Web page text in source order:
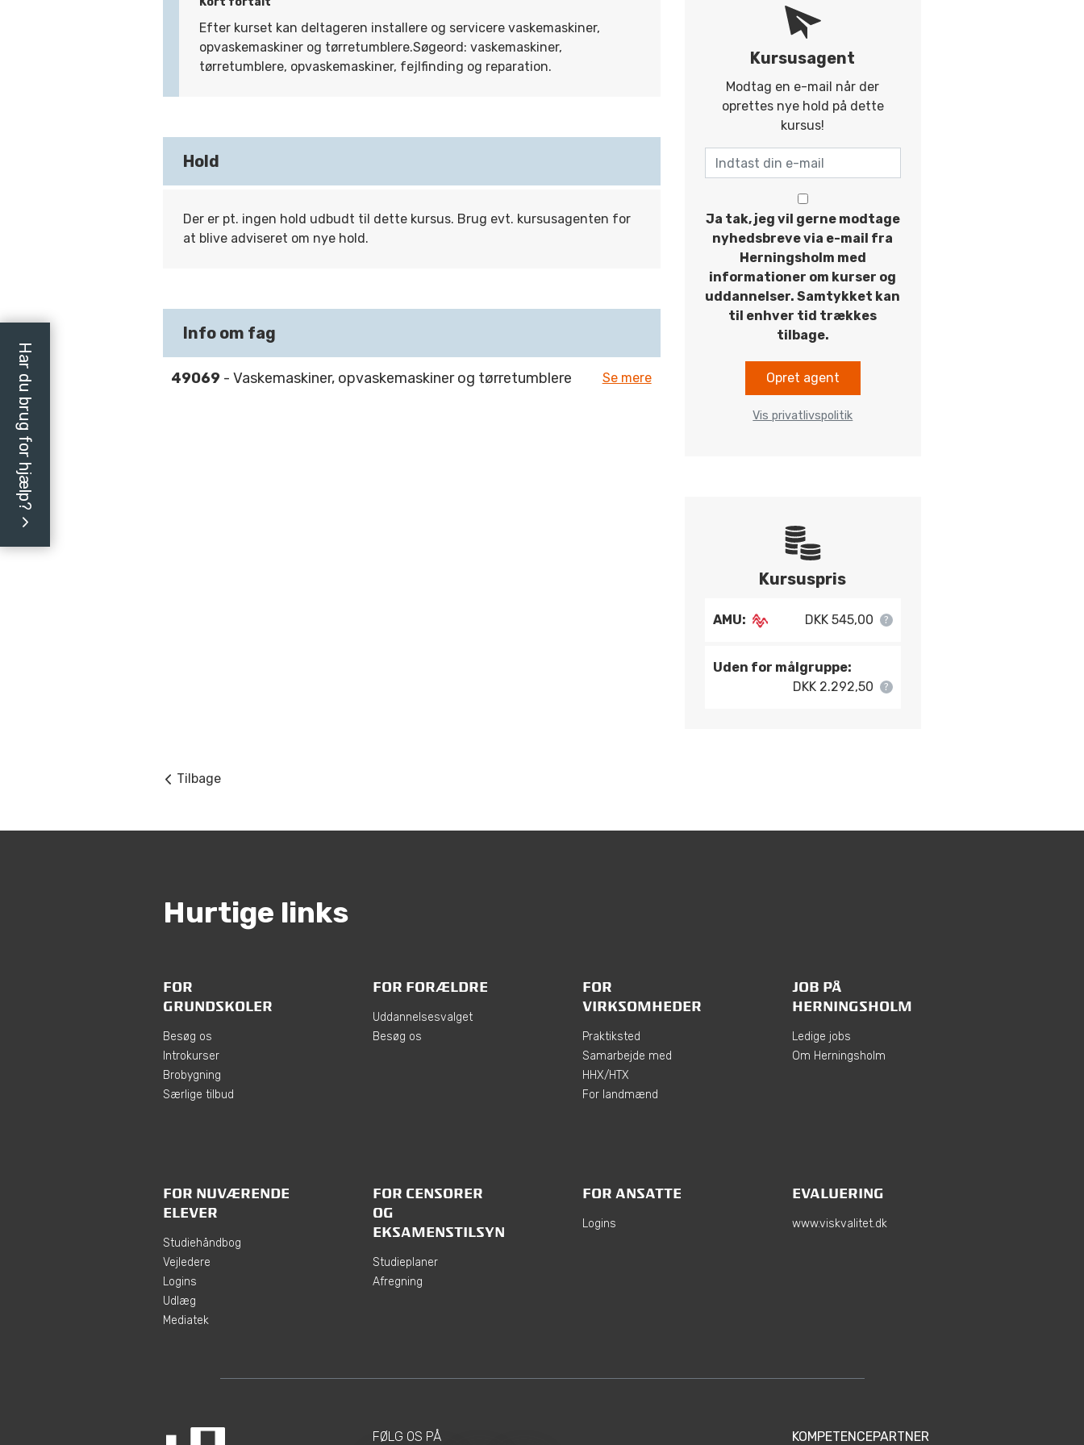
Efter kurset kan deltageren installere og servicere vaskemaskiner,
opvaskemaskiner og tørretumblere.Søgeord: vaskemaskiner,
tørretumblere, opvaskemaskiner, fejlfinding og reparation.
Hold
Der er pt. ingen hold udbudt til dette kursus. Brug evt. kursusagenten for
at blive adviseret om nye hold.
Info om fag
49069 - Vaskemaskiner, opvaskemaskiner og tørretumblere Se mere
Kursusagent
Modtag en e-mail når der
oprettes nye hold på dette
kursus!
Ja tak, jeg vil gerne modtage
nyhedsbreve via e-mail fra
Herningsholm med
informationer om kurser og
uddannelser. Samtykket kan
til enhver tid trækkes
tilbage.
Opret agent
Vis privatlivspolitik
Kursuspris
AMU: DKK 545,00
Uden for målgruppe:
DKK 2.292,50
Tilbage
Har du brug for hjælp?
Hurtige links
FOR
GRUNDSKOLER
Besøg os
Introkurser
Brobygning
Særlige tilbud
FOR FORÆLDRE
Uddannelsesvalget
Besøg os
FOR
VIRKSOMHEDER
Praktiksted
Samarbejde med
HHX/HTX
For landmænd
JOB PÅ
HERNINGSHOLM
Ledige jobs
Om Herningsholm
FOR NUVÆRENDE
ELEVER
Studiehåndbog
Vejledere
Logins
Udlæg
Mediatek
FOR CENSORER
OG
EKSAMENSTILSYN
Studieplaner
Afregning
FOR ANSATTE
Logins
EVALUERING
www.viskvalitet.dk
FØLG OS PÅ KOMPETENCEPARTNER